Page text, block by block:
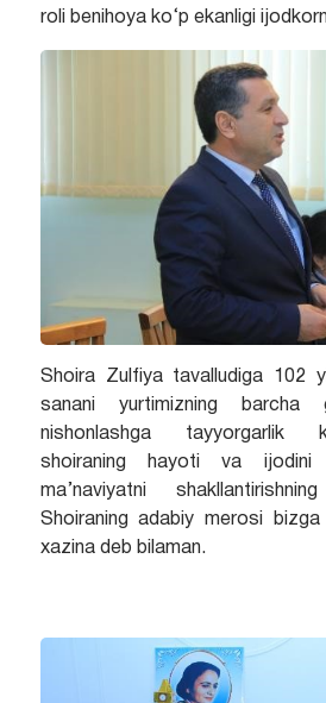
roli benihoya ko‘p ekanligi
Shoira Zulfiya tavalludiga 102
sanani yurtimizning barcha
nishonlashga tayyorgarlik
shoiraning hayoti va ijodini
ma’naviyatni
Shoiraning adabiy merosi bizga
xazina deb bilaman.